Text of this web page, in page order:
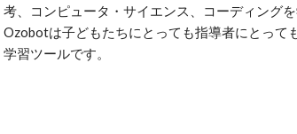
考、コンピュータ・サイエンス、コーディングを
Ozobotは子どもたちにとっても指導者にとって
学習ツールです。